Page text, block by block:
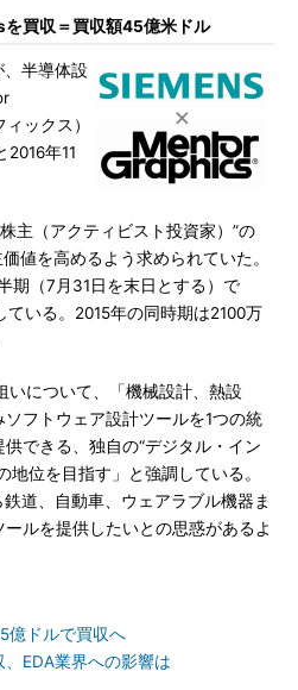
買収＝買収額45億米ドル
半導体設
ックス）
年11
主（アクティビスト投資家）”の
値を高めるよう求められていた。
期（7月31日を末日とする）で
いる。2015年の同時期は2100万
について、「機械設計、熱設
フトウェア設計ツールを1つの統
できる、独自の“デジタル・イン
地位を目指す」と強調している。
道、自動車、ウェアラブル機器ま
ルを提供したいとの思惑があるよ
億ドルで買収へ
EDA業界への影響は